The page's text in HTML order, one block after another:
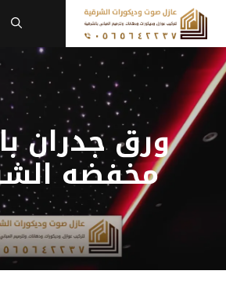
انتقل
إلى
المحتوى
ورق جدران
مخفضه